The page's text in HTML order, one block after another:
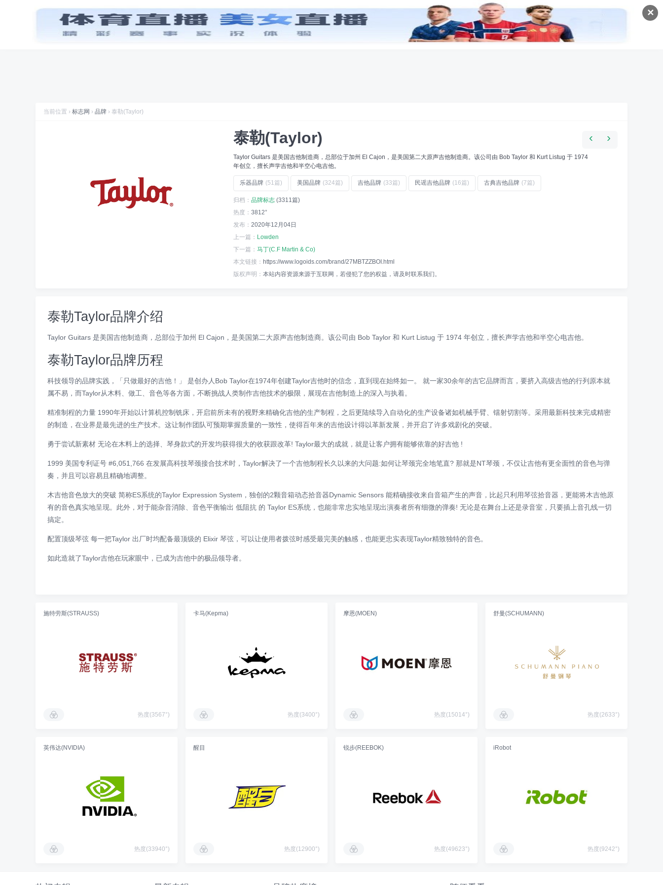
✕
首页 品牌 创意 字体 工具
推荐专辑 马桶品牌 (21) 精华液品牌 (27) 常春藤大学
标志网WAP版已上线，手机也能访问
数据标志网已汇聚超过 9,000+ 品牌标志
当前位置 › 标志网 › 品牌 › 泰勒(Taylor)
泰勒(Taylor)
Taylor Guitars 是美国吉他制造商，总部位于加州 El Cajon，是美国第二大原声吉他制造商。该公司由 Bob Taylor 和 Kurt Listug 于 1974
年创立，擅长声学吉他和半空心电吉他。
乐器品牌 (51篇) 美国品牌 (324篇) 吉他品牌 (33篇) 民谣吉他品牌 (16篇) 古典吉他品牌 (7篇)
归档： 品牌标志 (3311篇)
热度： 3812°
发布： 2020年12月04日
上一篇： Lowden
下一篇： 马丁(C.F Martin & Co)
本文链接： https://www.logoids.com/brand/27MBTZZBOI.html
版权声明： 本站内容资源来源于互联网，若侵犯了您的权益，请及时联系我们。
‹ ›
泰勒Taylor品牌介绍
Taylor Guitars 是美国吉他制造商，总部位于加州 El Cajon，是美国第二大原声吉他制造商。该公司由 Bob Taylor 和 Kurt Listug 于 1974 年创立，擅长声学吉他和半空心电吉他。
泰勒Taylor品牌历程
科技领导的品牌实践，「只做最好的吉他！」 是创办人Bob Taylor在1974年创建Taylor吉他时的信念，直到现在始终如一。 就一家30余年的吉它品牌而言，要挤入高级吉他的行列原本就
属不易，而Taylor从木料、做工、音色等各方面，不断挑战人类制作吉他技术的极限，展现在吉他制造上的深入与执着。
精准制程的力量 1990年开始以计算机控制铣床，开启前所未有的视野来精确化吉他的生产制程，之后更陆续导入自动化的生产设备诸如机械手臂、镭射切割等。采用最新科技来完成精密
的制造，在业界是最先进的生产技术。这让制作团队可预期掌握质量的一致性，使得百年来的吉他设计得以革新发展，并开启了许多戏剧化的突破。
勇于尝试新素材 无论在木料上的选择、琴身款式的开发均获得很大的收获跟改革! Taylor最大的成就，就是让客户拥有能够依靠的好吉他 !
1999 美国专利证号 #6,051,766 在发展高科技琴颈接合技术时，Taylor解决了一个吉他制程长久以来的大问题:如何让琴颈完全地笔直? 那就是NT琴颈，不仅让吉他有更全面性的音色与弹
奏，并且可以容易且精确地调整。
木吉他音色放大的突破 简称ES系统的Taylor Expression System，独创的2颗音箱动态拾音器Dynamic Sensors 能精确接收来自音箱产生的声音，比起只利用琴弦拾音器，更能将木吉他原
有的音色真实地呈现。此外，对于能杂音消除、音色平衡输出 低阻抗 的 Taylor ES系统，也能非常忠实地呈现出演奏者所有细微的弹奏! 无论是在舞台上还是录音室，只要插上音孔线一切
搞定。
配置顶级琴弦 每一把Taylor 出厂时均配备最顶级的 Elixir 琴弦，可以让使用者拨弦时感受最完美的触感，也能更忠实表现Taylor精致独特的音色。
如此造就了Taylor吉他在玩家眼中，已成为吉他中的极品领导者。
施特劳斯(STRAUSS)
热度(3567°)
卡马(Kepma)
热度(3400°)
摩恩(MOEN)
热度(15014°)
舒曼(SCHUMANN)
热度(2633°)
英伟达(NVIDIA)
热度(33940°)
醒目
热度(12900°)
锐步(REEBOK)
热度(49623°)
iRobot
热度(9242°)